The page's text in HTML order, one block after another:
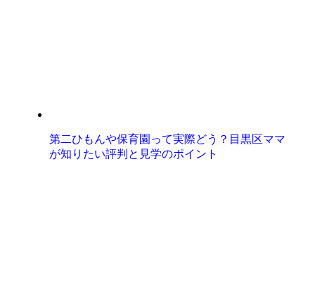
第二ひもんや保育園って実際どう？目黒区ママ
が知りたい評判と見学のポイント